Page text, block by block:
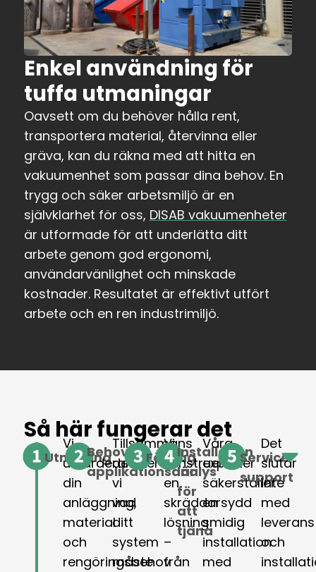
Enkel användning för
tuffa utmaningar
Oavsett om du behöver hålla rent,
transportera material, återvinna eller
gräva, kan du räkna med att hitta en
vakuumenhet som passar dina behov. En
trygg och säker arbetsmiljö är en
självklarhet för oss, DISAB vakuumenheter
är utformade för att underlätta ditt
arbete genom god ergonomi,
användarvänlighet och minskade
kostnader. Resultatet är effektivt utfört
arbete och en ren industrimiljö.
Så här fungerar det
Utmaning
Vi
utvärderar
din
anläggning,
material
och
rengöringsbehov
Behovs-
applikationsanalys
Tillsammans
definierar
vi
vad
ditt
system
måste
Förslag
Vi
konstruerar
en
skräddarsydd
lösning
–
från
Installation
lär
för
att
tjäna
Våra
experter
säkerställer
en
smidig
installation
med
Service
support
Det
slutar
inte
med
leverans
och